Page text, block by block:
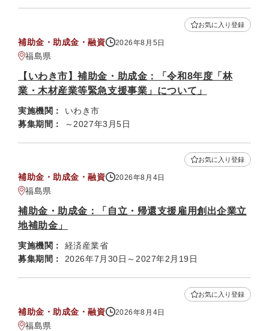
補助金・助成金・融資 2026年8月5日
福島県
お気に入り登録
【いわき市】補助金・助成金：「令和8年度「林
業・木材産業等緊急支援事業」について」
実施機関：
いわき市
募集期間：
～2027年3月5日
補助金・助成金・融資 2026年8月4日
福島県
お気に入り登録
補助金・助成金：「自立・帰還支援雇用創出企業立
地補助金」
実施機関：
経済産業省
募集期間：
2026年7月30日～2027年2月19日
補助金・助成金・融資 2026年8月4日
福島県
お気に入り登録